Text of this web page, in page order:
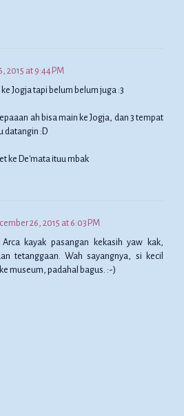
2015 at 9:44 PM
Jogja tapi belum belum juga :3
ah bisa main ke Jogja, dan 3 tempat
datangin :D
ke De'mata ituu mbak
26, 2015 at 6:03 PM
kayak pasangan kekasih yaw kak,
tetanggaan. Wah sayangnya, si kecil
museum, padahal bagus. :-)